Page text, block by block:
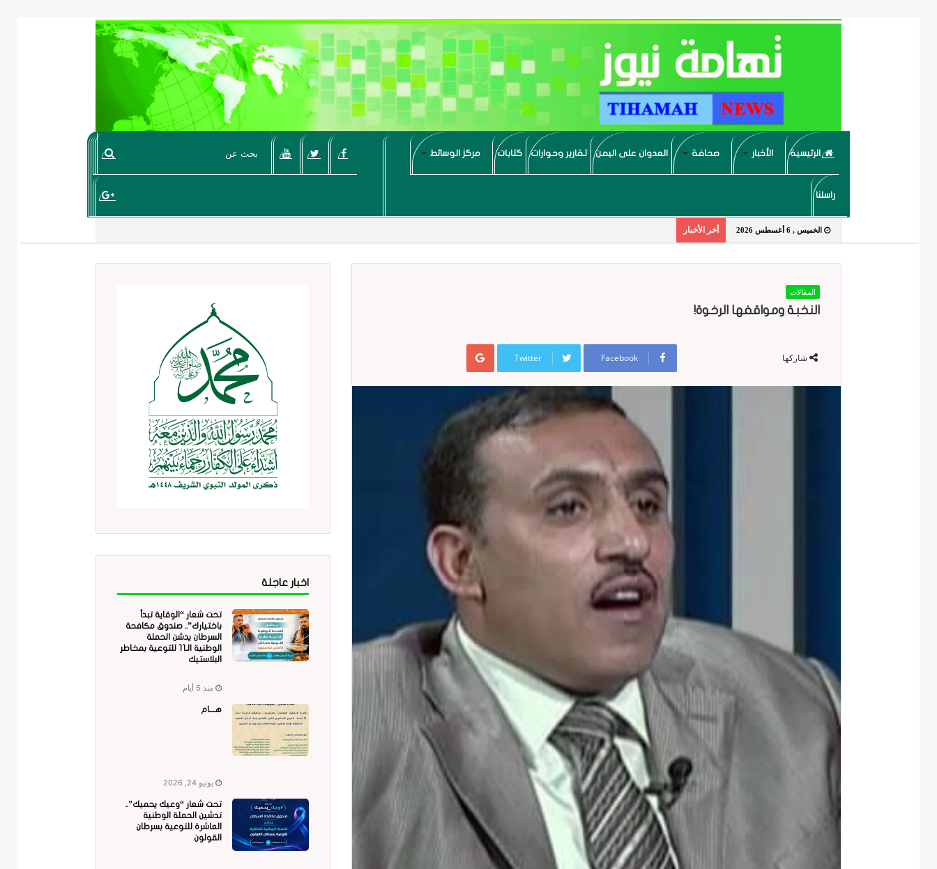
الرئيسية الأخبار صحافة العدوان على اليمن تقارير وحوارات كتابات مركز الوسائط
راسلنا
الخميس , 6 أغسطس 2026 أخر الأخبار
المقالات
النخبة ومواقفها الرخوة!
شاركها Facebook
Twitter
Google+
اخبار عاجلة
تحت شعار “الوقاية تبدأ
باختيارك”.. صندوق مكافحة
السرطان يدشن الحملة
الوطنية الـ11 للتوعية بمخاطر
البلاستيك
منذ 5 أيام
هــــام
يونيو 24, 2026
تحت شعار “وعيك يحميك”..
تدشين الحملة الوطنية
العاشرة للتوعية بسرطان
القولون